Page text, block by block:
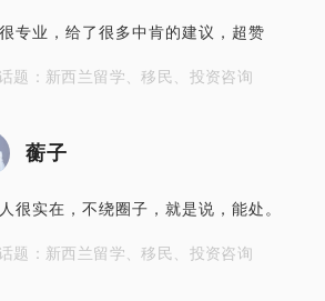
专业，给了很多中肯的建议，超赞
题：新西兰留学、移民、投资咨询
蘅子
很实在，不绕圈子，就是说，能处。
题：新西兰留学、移民、投资咨询